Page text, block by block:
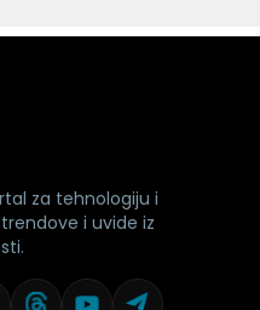
za tehnologiju i
i uvide iz